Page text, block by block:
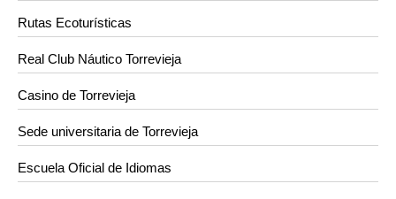
Rutas Ecoturísticas
Real Club Náutico Torrevieja
Casino de Torrevieja
Sede universitaria de Torrevieja
Escuela Oficial de Idiomas